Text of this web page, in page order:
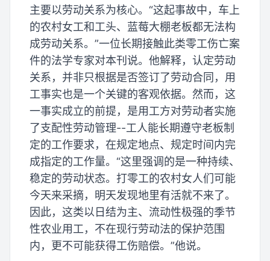
主要以劳动关系为核心。“这起事故中，车上
的农村女工和工头、蓝莓大棚老板都无法构
成劳动关系。”一位长期接触此类零工伤亡案
件的法学专家对本刊说。他解释，认定劳动
关系，并非只根据是否签订了劳动合同，用
工事实也是一个关键的客观依据。然而，这
一事实成立的前提，是用工方对劳动者实施
了支配性劳动管理--工人能长期遵守老板制
定的工作要求，在规定地点、规定时间内完
成指定的工作量。“这里强调的是一种持续、
稳定的劳动状态。打零工的农村女人们可能
今天来采摘，明天发现地里有活就不来了。
因此，这类以日结为主、流动性极强的季节
性农业用工，不在现行劳动法的保护范围
内，更不可能获得工伤赔偿。”他说。